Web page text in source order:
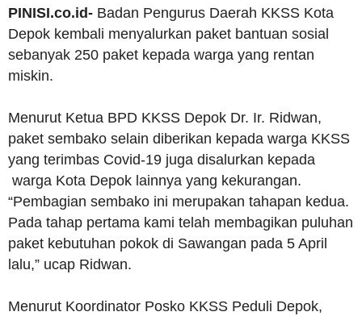
PINISI.co.id- Badan Pengurus Daerah KKSS Kota
Depok kembali menyalurkan paket bantuan sosial
sebanyak 250 paket kepada warga yang rentan
miskin.
Menurut Ketua BPD KKSS Depok Dr. Ir. Ridwan,
paket sembako selain diberikan kepada warga KKSS
yang terimbas Covid-19 juga disalurkan kepada
warga Kota Depok lainnya yang kekurangan.
“Pembagian sembako ini merupakan tahapan kedua.
Pada tahap pertama kami telah membagikan puluhan
paket kebutuhan pokok di Sawangan pada 5 April
lalu,” ucap Ridwan.
Menurut Koordinator Posko KKSS Peduli Depok,